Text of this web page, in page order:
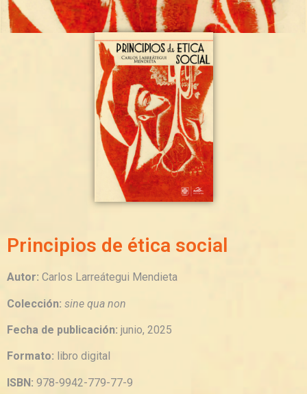
Principios de ética social
Autor: Carlos Larreátegui Mendieta
Colección: sine qua non
Fecha de publicación: junio, 2025
Formato: libro digital
ISBN: 978-9942-779-77-9